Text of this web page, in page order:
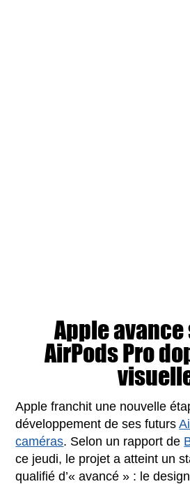
Apple
AirPods Pro
Apple franchit une nouvelle
développement de ses futurs
caméras. Selon un rapport de
ce jeudi, le projet a atteint un
qualifié d’« avancé » : le